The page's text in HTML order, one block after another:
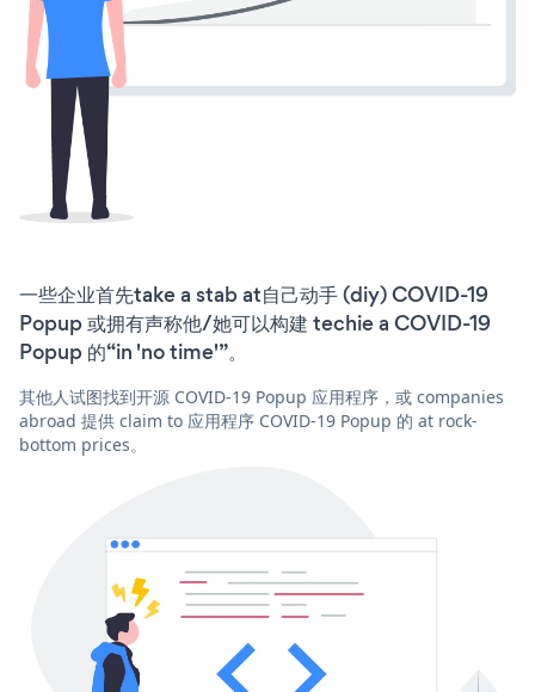
一些企业首先take a stab at自己动手 (diy) COVID-19
Popup 或拥有声称他/她可以构建 techie a COVID-19
Popup 的“in 'no time'”。
其他人试图找到开源 COVID-19 Popup 应用程序，或 companies
abroad 提供 claim to 应用程序 COVID-19 Popup 的 at rock-
bottom prices。